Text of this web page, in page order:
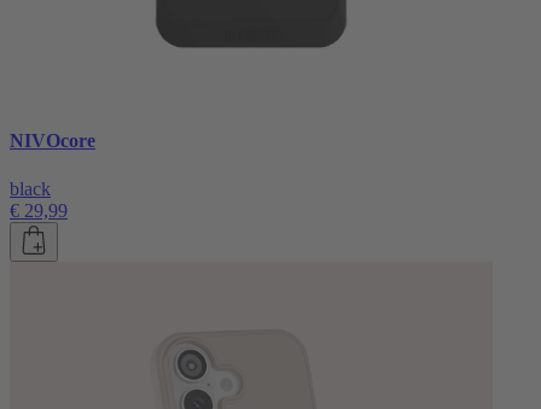
NIVOcore
black
€ 29,99